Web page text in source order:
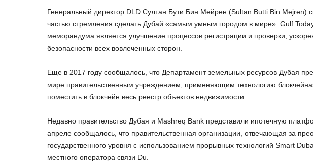
Генеральный директор DLD Султан Бути Бин Мейрен (Sultan Butti Bin Mejren)
частью стремления сделать Дубай «самым умным городом в мире». Gulf
меморандума является улучшение процессов регистрации и проверки,
безопасности всех вовлеченных сторон.
Еще в 2017 году сообщалось, что Департамент земельных ресурсов Дубая
мире правительственным учреждением, применяющим технологию
поместить в блокчейн весь реестр объектов недвижимости.
Недавно правительство Дубая и Mashreq Bank представили ипотечную
апреле сообщалось, что правительственная организации, отвечающая за
государственного уровня с использованием прорывных технологий Smart
местного оператора связи Du.